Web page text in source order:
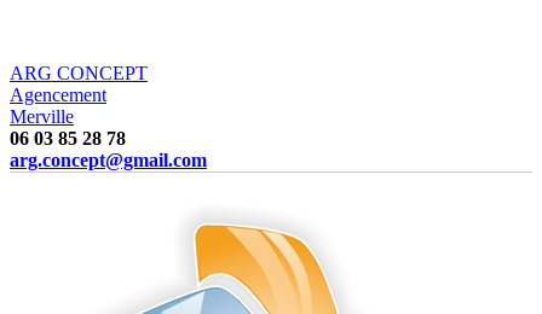
ARG CONCEPT
Agencement
Merville
06 03 85 28 78
arg.concept@gmail.com